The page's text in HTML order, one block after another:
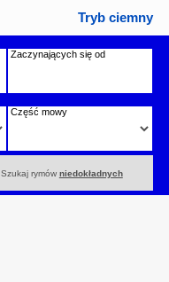
Tryb ciemny
Zaczynających się od
Część mowy
Szukaj rymów niedokładnych